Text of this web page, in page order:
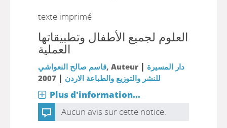
texte imprimé
العلوم لجميع الأطفال وتطبيقاتها
العملية
قاسم صالح النعواشي, Auteur | دار المسيرة
للنشر والتوزيع والطباعة الاردن |
2007
Plus d'information...
Aucun avis sur cette notice.